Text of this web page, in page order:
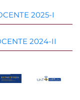
2025-I
2024-II